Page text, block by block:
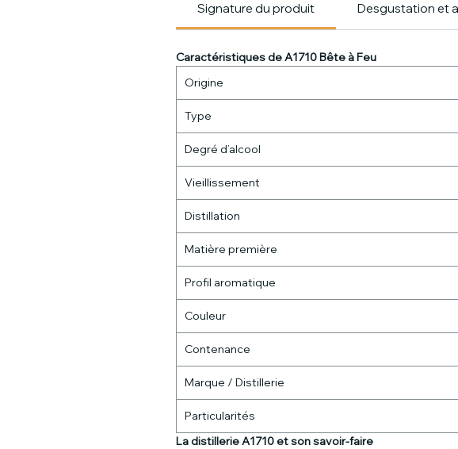
Signature du produit Desgustation et
Caractéristiques de A1710 Bête à Feu
Origine
Type
Degré d’alcool
Vieillissement
Distillation
Matière première
Profil aromatique
Couleur
Contenance
Marque / Distillerie
Particularités
La distillerie A1710 et son savoir-faire